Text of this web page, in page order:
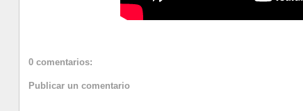
0 comentarios:
Publicar un comentario